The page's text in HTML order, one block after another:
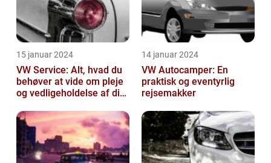
15 januar 2024
VW Service: Alt, hvad du
behøver at vide om pleje
og vedligeholdelse af din
14 januar 2024
VW Autocamper: En
praktisk og eventyrlig
rejsemakker